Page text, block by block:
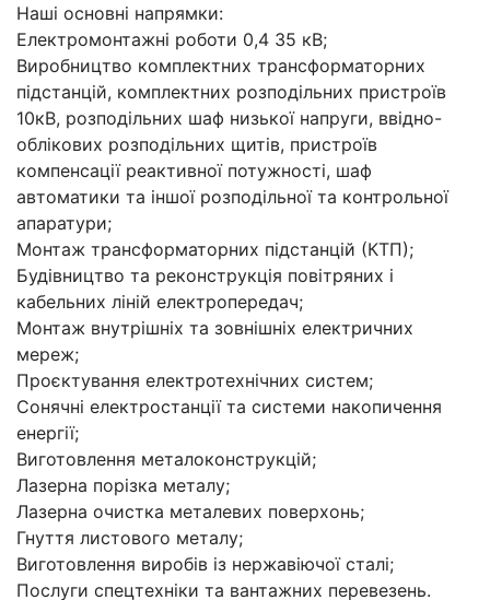
Наші основні напрямки:
Електромонтажні роботи 0,4 35 кВ;
Виробництво комплектних трансформаторних
підстанцій, комплектних розподільних пристроїв
10кВ, розподільних шаф низької напруги, ввідно-
облікових розподільних щитів, пристроїв
компенсації реактивної потужності, шаф
автоматики та іншої розподільної та контрольної
апаратури;
Монтаж трансформаторних підстанцій (КТП);
Будівництво та реконструкція повітряних і
кабельних ліній електропередач;
Монтаж внутрішніх та зовнішніх електричних
мереж;
Проєктування електротехнічних систем;
Сонячні електростанції та системи накопичення
енергії;
Виготовлення металоконструкцій;
Лазерна порізка металу;
Лазерна очистка металевих поверхонь;
Гнуття листового металу;
Виготовлення виробів із нержавіючої сталі;
Послуги спецтехніки та вантажних перевезень.